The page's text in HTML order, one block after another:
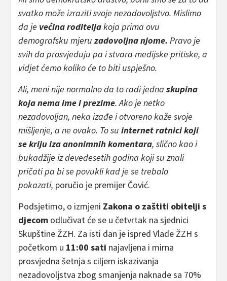
svatko može izraziti svoje nezadovoljstvo. Mislimo
da je većina roditeljakoja prima ovu
demografsku mjeru zadovoljna njome. Pravo je
svih da prosvjeduju pa i stvara medijske pritiske, a
vidjet ćemo koliko će to biti uspješno.
Ali, meni nije normalno da to radi jedna skupina
koja nema ime i prezime. Ako je netko
nezadovoljan, neka izađe i otvoreno kaže svoje
mišljenje, a ne ovako. To su internet ratnici koji
se kriju iza anonimnih komentara, slično kao i
bukadžije iz devedesetih godina koji su znali
pričati pa bi se povukli kad je se trebalo
pokazati, poručio je premijer Čović.
Podsjetimo, o izmjeni Zakona o zaštiti obitelji s
djecom odlučivat će se u četvrtak na sjednici
Skupštine ŽZH. Za isti dan je ispred Vlade ŽZH s
početkom u 11:00 sati najavljena i mirna
prosvjedna šetnja s ciljem iskazivanja
nezadovoljstva zbog smanjenja naknade sa 70%